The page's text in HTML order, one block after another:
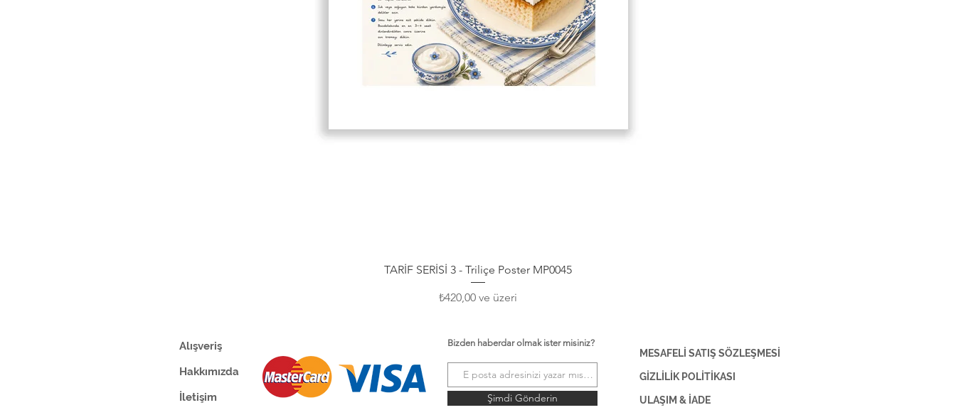
Hızlı Bakış
TARİF SERİSİ 3 - Triliçe Poster MP0045
₺420,00 ve üzeri
İndirimli Fiyat
Alışveriş
Hakkımızda
İletişim
Bizden haberdar olmak ister misiniz?
Şimdi Gönderin
MESAFELİ SATIŞ SÖZLEŞMESİ
GİZLİLİK POLİTİKASI
ULAŞIM & İADE